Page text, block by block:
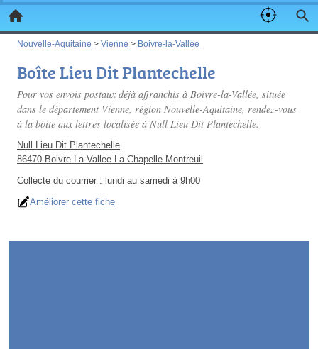
Nouvelle-Aquitaine > Vienne > Boivre-la-Vallée
Boîte Lieu Dit Plantechelle
Pour vos envois postaux déjà affranchis à Boivre-la-Vallée, située
dans le département Vienne, région Nouvelle-Aquitaine, rendez-vous
à la boite aux lettres localisée à Null Lieu Dit Plantechelle.
Null Lieu Dit Plantechelle
86470 Boivre La Vallee La Chapelle Montreuil
Collecte du courrier : lundi au samedi à 9h00
Améliorer cette fiche